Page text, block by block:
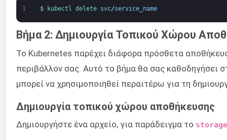
1 $ kubectl delete svc/service_name
Βήμα 2: Δημιουργία Τοπικού Χώρου
Το Kubernetes παρέχει διάφορα πρόσθετα
περιβάλλον σας. Αυτό το βήμα θα σας καθοδηγήσει
μπορεί να χρησιμοποιηθεί περαιτέρω για τη
Δημιουργία τοπικού χώρου αποθήκευσης
Δημιουργήστε ένα αρχείο, για παράδειγμα το